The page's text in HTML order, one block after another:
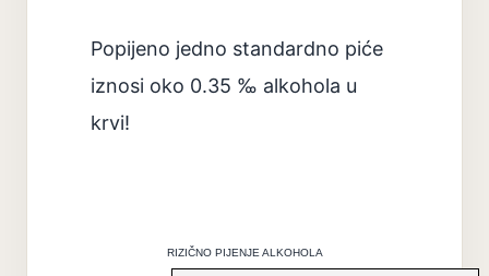
Popijeno jedno standardno piće
iznosi oko 0.35 ‰ alkohola u
krvi!
RIZIČNO PIJENJE ALKOHOLA